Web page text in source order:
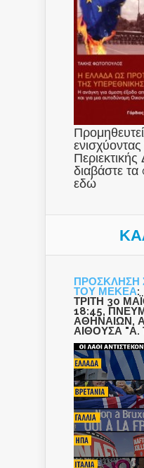
διαβάστε
εδώ
ΠΡΟΣΚΛΗΣΗ
ΤΟΥ ΜΕΚΕΑ:
ΤΡΙΤΗ 30
18:45,
ΑΘΗΝΑΙΩΝ,
ΑΙΘΟΥΣΑ "Α.